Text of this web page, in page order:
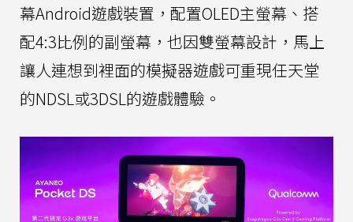
幕Android遊戲裝置，配置OLED主螢幕、搭
配4:3比例的副螢幕，也因雙螢幕設計，馬上
讓人連想到裡面的模擬器遊戲可重現任天堂
的NDSL或3DSL的遊戲體驗。